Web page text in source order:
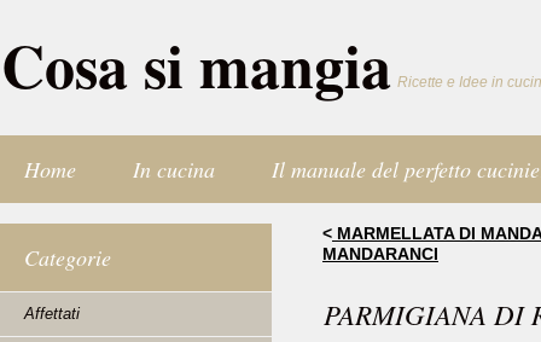
Cosa si mangia Ricette e Idee in
Home In cucina Il manuale del perfetto
Categorie
Affettati
< MARMELLATA DI
MANDARANCI
PARMIGIANA DI